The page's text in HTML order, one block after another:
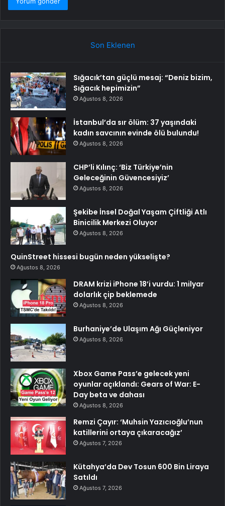
Son Eklenen
Sığacık’tan güçlü mesaj: “Deniz bizim,
Sığacık hepimizin”
Ağustos 8, 2026
İstanbul’da sır ölüm: 37 yaşındaki
kadın savcının evinde ölü bulundu!
Ağustos 8, 2026
CHP’li Kılınç: ‘Biz Türkiye’nin
Geleceğinin Güvencesiyiz’
Ağustos 8, 2026
Şekibe İnsel Doğal Yaşam Çiftliği Atlı
Binicilik Merkezi Oluyor
Ağustos 8, 2026
QuinStreet hissesi bugün neden yükselişte?
Ağustos 8, 2026
DRAM krizi iPhone 18’i vurdu: 1 milyar
dolarlık çip beklemede
Ağustos 8, 2026
Burhaniye’de Ulaşım Ağı Güçleniyor
Ağustos 8, 2026
Xbox Game Pass’e gelecek yeni
oyunlar açıklandı: Gears of War: E-
Day beta ve dahası
Ağustos 8, 2026
Remzi Çayır: ‘Muhsin Yazıcıoğlu’nun
katillerini ortaya çıkaracağız’
Ağustos 7, 2026
Kütahya’da Dev Tosun 600 Bin Liraya
Satıldı
Ağustos 7, 2026